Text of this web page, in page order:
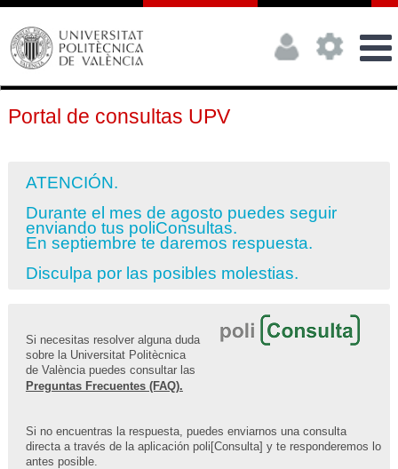
Portal de consultas UPV
ATENCIÓN.
Durante el mes de agosto puedes seguir
enviando tus poliConsultas.
En septiembre te daremos respuesta.
Disculpa por las posibles molestias.
Si necesitas resolver alguna duda
sobre la Universitat Politècnica
de València puedes consultar las
Preguntas Frecuentes (FAQ).
Si no encuentras la respuesta, puedes enviarnos una consulta
directa a través de la aplicación poli[Consulta] y te responderemos lo
antes posible.